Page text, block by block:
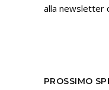
alla newsletter
PROSSIMO